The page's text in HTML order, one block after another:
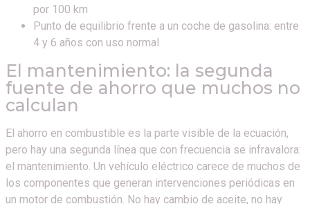
por 100 km
Punto de equilibrio frente a un coche de gasolina: entre
4 y 6 años con uso normal
El mantenimiento: la segunda
fuente de ahorro que muchos no
calculan
El ahorro en combustible es la parte visible de la ecuación,
pero hay una segunda línea que con frecuencia se infravalora:
el mantenimiento. Un vehículo eléctrico carece de muchos de
los componentes que generan intervenciones periódicas en
un motor de combustión. No hay cambio de aceite, no hay